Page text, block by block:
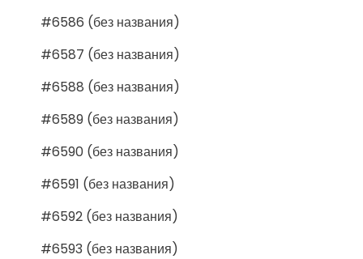
#6586 (без названия)
#6587 (без названия)
#6588 (без названия)
#6589 (без названия)
#6590 (без названия)
#6591 (без названия)
#6592 (без названия)
#6593 (без названия)